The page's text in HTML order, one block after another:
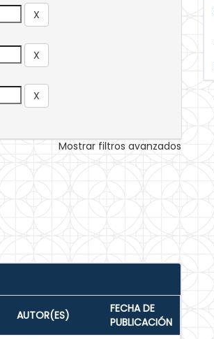
Mostrar filtros avanzados
AUTOR(ES)
FECHA DE
PUBLICACIÓN